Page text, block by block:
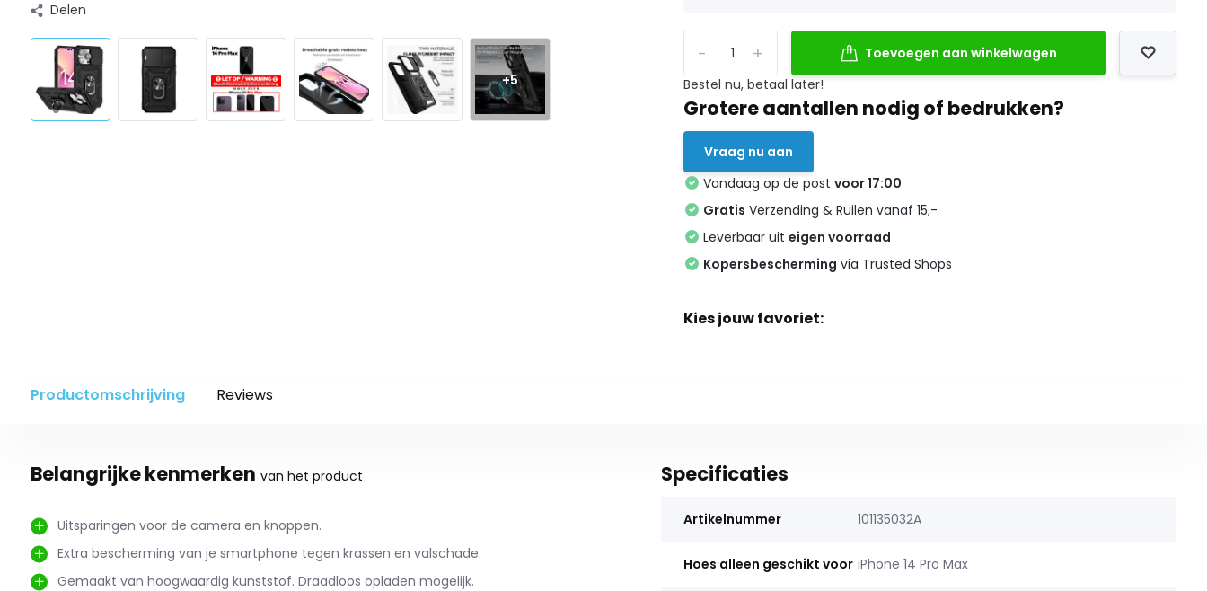
Delen
+5
+
-
Toevoegen aan winkelwagen
Bestel nu, betaal later!
Grotere aantallen nodig of bedrukken?
Vraag nu aan
Vandaag op de postvoor 17:00
Gratis Verzending & Ruilen vanaf 15,-
Leverbaar uiteigen voorraad
Kopersbescherming via Trusted Shops
Kies jouw favoriet:
Productomschrijving Reviews
Belangrijke kenmerken van het product
Uitsparingen voor de camera en knoppen.
Extra bescherming van je smartphone tegen krassen en valschade.
Gemaakt van hoogwaardig kunststof. Draadloos opladen mogelijk.
Specificaties
Artikelnummer 101135032A
Hoes alleen geschikt voor iPhone 14 Pro Max